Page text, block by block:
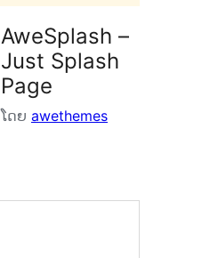
AweSplash –
Just Splash
Page
ໂດຍ awethemes